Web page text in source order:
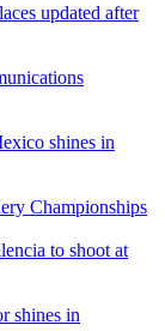
updated after
shines in
Championships
to shoot at
shines in